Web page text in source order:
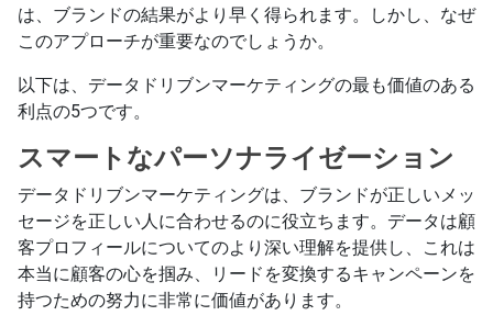
は、ブランドの結果がより早く得られます。しかし、なぜ
このアプローチが重要なのでしょうか。
以下は、データドリブンマーケティングの最も価値のある
利点の5つです。
スマートなパーソナライゼーション
データドリブンマーケティングは、ブランドが正しいメッ
セージを正しい人に合わせるのに役立ちます。データは顧
客プロフィールについてのより深い理解を提供し、これは
本当に顧客の心を掴み、リードを変換するキャンペーンを
持つための努力に非常に価値があります。